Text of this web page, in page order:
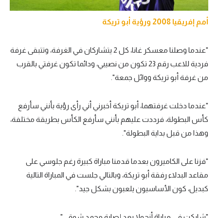
أمم إفريقيا 2008 ورؤية أبو تريكة
"عندما وصلنا معسكر غانا، كل 2 يتشاركان في الغرفة، وتتبقى غرفة
فردية للاعب رقم 23 تكون من نصيبي، ودائما تكون غرفتي بالقرب
من غرفة أبو تريكة ووائل جمعة".
"عندما دخلت غرفتهما، أبو تريكة أخبرني أني رأى رؤية بأنني سأرفع
كأس البطولة، فرددت عليهم بأنني سأرفع الكأس بطريقة مختلفة،
وهذا من قبل بداية البطولة".
"فزنا على الكاميرون بعدما قدمنا مباراة كبيرة رغم جلوسي على
مقاعد البدلاء رفقة أبو تريكة، وبالتالي جلست في المباراة التالية
كبديل، كون الأساسيون يلعبون بشكل جيد".